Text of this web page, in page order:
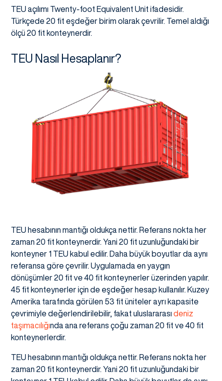
TEU açılımı Twenty-foot Equivalent Unit ifadesidir.
Türkçede 20 fit eşdeğer birim olarak çevrilir. Temel aldığı
ölçü 20 fit konteynerdir.
TEU Nasıl Hesaplanır?
TEU hesabının mantığı oldukça nettir. Referans nokta her
zaman 20 fit konteynerdir. Yani 20 fit uzunluğundaki bir
konteyner 1 TEU kabul edilir. Daha büyük boyutlar da aynı
referansa göre çevrilir. Uygulamada en yaygın
dönüşümler 20 fit ve 40 fit konteynerler üzerinden yapılır.
45 fit konteynerler için de eşdeğer hesap kullanılır. Kuzey
Amerika tarafında görülen 53 fit üniteler ayrı kapasite
çevrimiyle değerlendirilebilir, fakat uluslararası deniz
taşımacılığında ana referans çoğu zaman 20 fit ve 40 fit
konteynerlerdir.
TEU hesabının mantığı oldukça nettir. Referans nokta her
zaman 20 fit konteynerdir. Yani 20 fit uzunluğundaki bir